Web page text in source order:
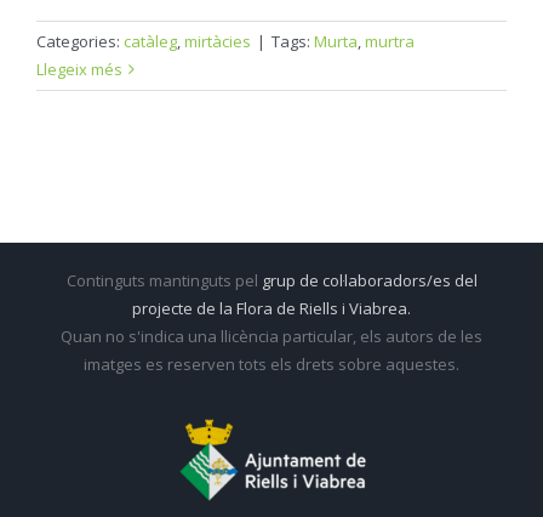
Categories: catàleg,mirtàcies | Tags: Murta,murtra
Llegeix més
Continguts mantinguts pel grup de col·laboradors/es del
projecte de la Flora de Riells i Viabrea.
Quan no s'indica una llicència particular, els autors de les
imatges es reserven tots els drets sobre aquestes.